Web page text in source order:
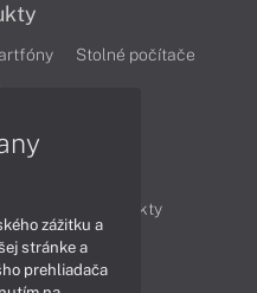
Stolné počítače
Produkty
Videá
zážitku a
stránke a
prehliadača